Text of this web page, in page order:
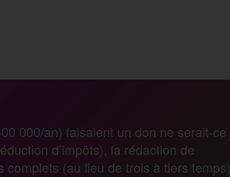
000/an) faisaient un don ne serait-ce
d’impôts), la rédaction de
(au lieu de trois à tiers temps)